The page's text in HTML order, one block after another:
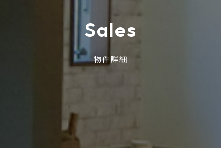
Sales
物件詳細